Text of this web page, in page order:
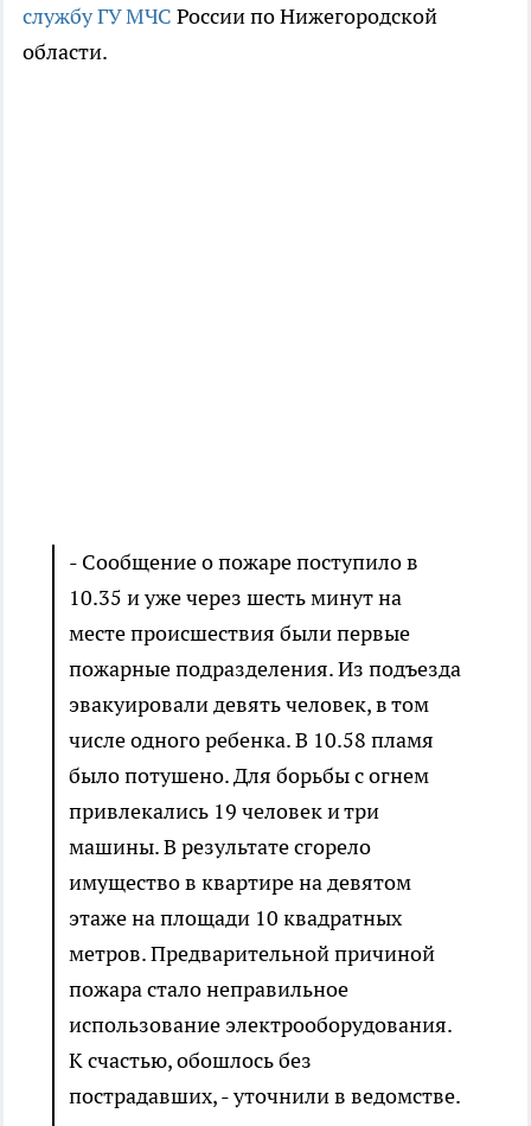
службу ГУ МЧС России по Нижегородской
области.
- Сообщение о пожаре поступило в
10.35 и уже через шесть минут на
месте происшествия были первые
пожарные подразделения. Из подъезда
эвакуировали девять человек, в том
числе одного ребенка. В 10.58 пламя
было потушено. Для борьбы с огнем
привлекались 19 человек и три
машины. В результате сгорело
имущество в квартире на девятом
этаже на площади 10 квадратных
метров. Предварительной причиной
пожара стало неправильное
использование электрооборудования.
К счастью, обошлось без
пострадавших, - уточнили в ведомстве.